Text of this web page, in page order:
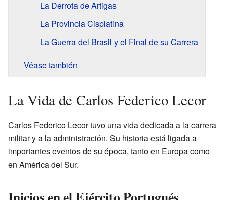
La Derrota de Artigas
La Provincia Cisplatina
La Guerra del Brasil y el Final de su Carrera
Véase también
La Vida de Carlos Federico Lecor
Carlos Federico Lecor tuvo una vida dedicada a la carrera
militar y a la administración. Su historia está ligada a
importantes eventos de su época, tanto en Europa como
en América del Sur.